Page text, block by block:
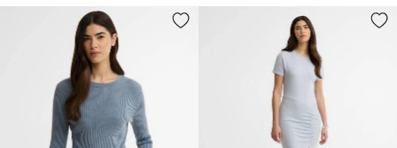
Maglione a coste Seren Maxi abito Danica